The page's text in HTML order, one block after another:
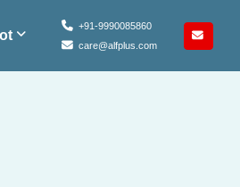
+91-9990085860
care@alfplus.com